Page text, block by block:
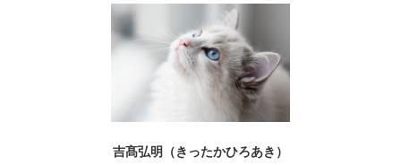
吉髙弘明（きったかひろあき）